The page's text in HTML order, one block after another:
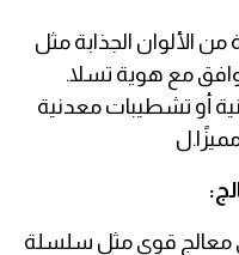
الألوان الجذابة مثل
مع هوية تسلا.
أو تشطيبات معدنية
معالج قوي مثل سلسلة